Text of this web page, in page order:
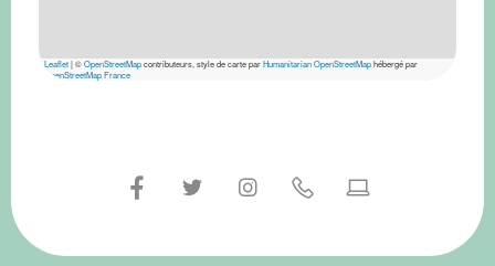
Leaflet|©OpenStreetMapcontributeurs, style de carte parHumanitarian OpenStreetMaphébergé par
OpenStreetMap France